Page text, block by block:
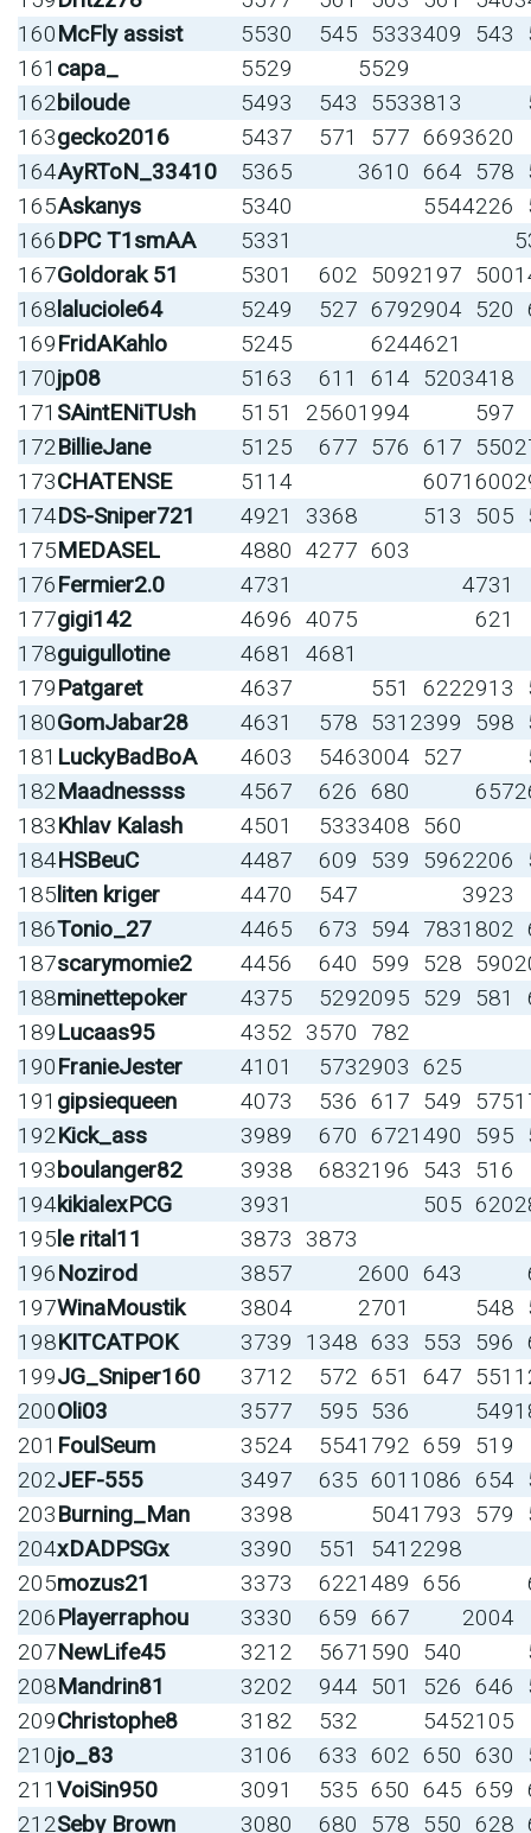
160McFly assist 5530 545 5333409 543
161 capa_ 5529
5529
162biloude 5493 543 5533813
163gecko2016 5437 571 577 6693620
164AyRToN_33410 5365 3610 664 578
165Askanys 5340 5544226
166DPC T1smAA 5331
167Goldorak 51 5301 602 5092197 500
168laluciole64 5249 527 6792904 520
169FridAKahlo 5245 6244621
170jp08 5163 611 614 5203418
171 SAintENiTUsh 5151 25601994
597
172BillieJane 5125 677 576 617 550
173CHATENSE 5114 6071600
174DS-Sniper721 4921 3368 513 505
175MEDASEL 4880 4277 603
176Fermier2.0 4731
4731
177gigi142 4696 4075
621
178guigullotine 4681
4681
179Patgaret 4637 551 6222913
180GomJabar28 4631 578 531 2399 598
181 LuckyBadBoA 4603 5463004 527
182Maadnessss 4567 626 680 657
183Khlav Kalash 4501 5333408 560
184HSBeuC 4487 609 539 5962206
185liten kriger 4470 547
3923
186Tonio_27 4465 673 594 7831802
187scarymomie2 4456 640 599 528 590
188minettepoker 4375 5292095 529 581
189Lucaas95 4352 3570
782
190FranieJester 4101 5732903 625
191 gipsiequeen 4073 536 617 549 575
192Kick_ass 3989 670 6721490 595
193boulanger82 3938 6832196 543
516
194kikialexPCG 3931 505 620
195le rital11 3873
3873
196Nozirod 3857 2600 643
197WinaMoustik 3804 2701 548
198KITCATPOK 3739 1348 633 553 596
199JG_Sniper160 3712 572 651 647 551
200Oli03 3577 595 536 549
201 FoulSeum 3524 5541792 659
519
202JEF-555 3497 635 601 1086 654
203Burning_Man 3398 5041793 579
204xDADPSGx 3390 551 541 2298
205mozus21 3373 6221489 656
206Playerraphou 3330 659 667
2004
207NewLife45 3212 5671590 540
208Mandrin81 3202 944 501 526 646
209Christophe8 3182 532 5452105
210jo_83 3106 633 602 650 630
211 VoiSin950 3091 535 650 645 659
212Seby Brown 3080 680 578 550 628